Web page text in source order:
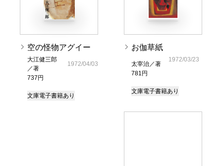
空の怪物アグイー
大江健三郎
／著
737円
1972/04/03
文庫電子書籍あり
お伽草紙
太宰治／著
781円
1972/03/23
文庫電子書籍あり